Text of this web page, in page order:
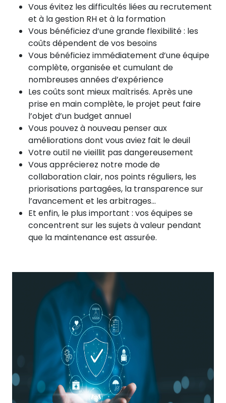
Vous évitez les difficultés liées au recrutement
et à la gestion RH et à la formation
Vous bénéficiez d’une grande flexibilité : les
coûts dépendent de vos besoins
Vous bénéficiez immédiatement d’une équipe
complète, organisée et cumulant de
nombreuses années d’expérience
Les coûts sont mieux maîtrisés. Après une
prise en main complète, le projet peut faire
l’objet d’un budget annuel
Vous pouvez à nouveau penser aux
améliorations dont vous aviez fait le deuil
Votre outil ne vieillit pas dangereusement
Vous apprécierez notre mode de
collaboration clair, nos points réguliers, les
priorisations partagées, la transparence sur
l’avancement et les arbitrages...
Et enfin, le plus important : vos équipes se
concentrent sur les sujets à valeur pendant
que la maintenance est assurée.